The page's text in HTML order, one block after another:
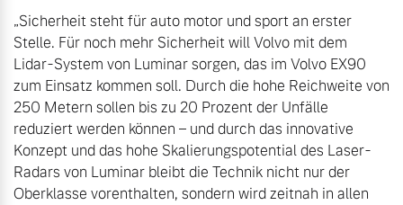
„Sicherheit steht für auto motor und sport an erster
Stelle. Für noch mehr Sicherheit will Volvo mit dem
Lidar-System von Luminar sorgen, das im Volvo EX90
zum Einsatz kommen soll. Durch die hohe Reichweite von
250 Metern sollen bis zu 20 Prozent der Unfälle
reduziert werden können – und durch das innovative
Konzept und das hohe Skalierungspotential des Laser-
Radars von Luminar bleibt die Technik nicht nur der
Oberklasse vorenthalten, sondern wird zeitnah in allen